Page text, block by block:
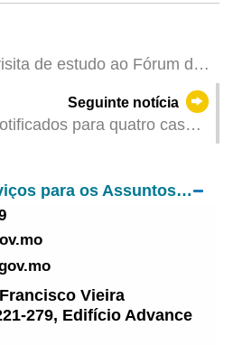
de estudo ao Fórum de
Seguinte notícia
para quatro casos
Direcção dos Serviços para os Assuntos Laborais
Vieira
279, Edifício Advance